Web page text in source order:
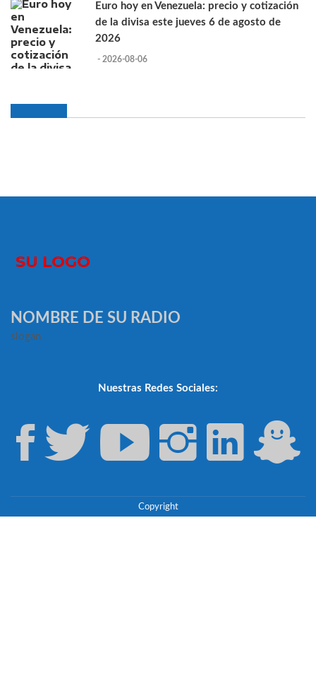
Euro hoy en Venezuela: precio y cotización
de la divisa este jueves 6 de agosto de
2026
- 2026-08-06
NOMBRE DE SU RADIO
slogan
Nuestras Redes Sociales:
Copyright